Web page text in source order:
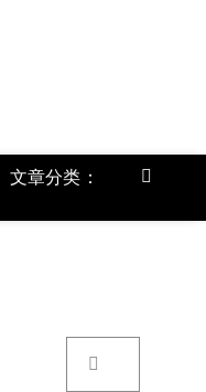
文章分类：
Toggle